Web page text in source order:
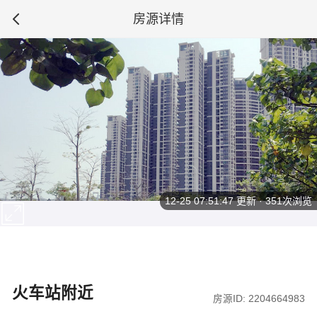
房源详情
火车站附近 房源ID: 2204664983
12-25 07:51:47更新 · 351次浏览